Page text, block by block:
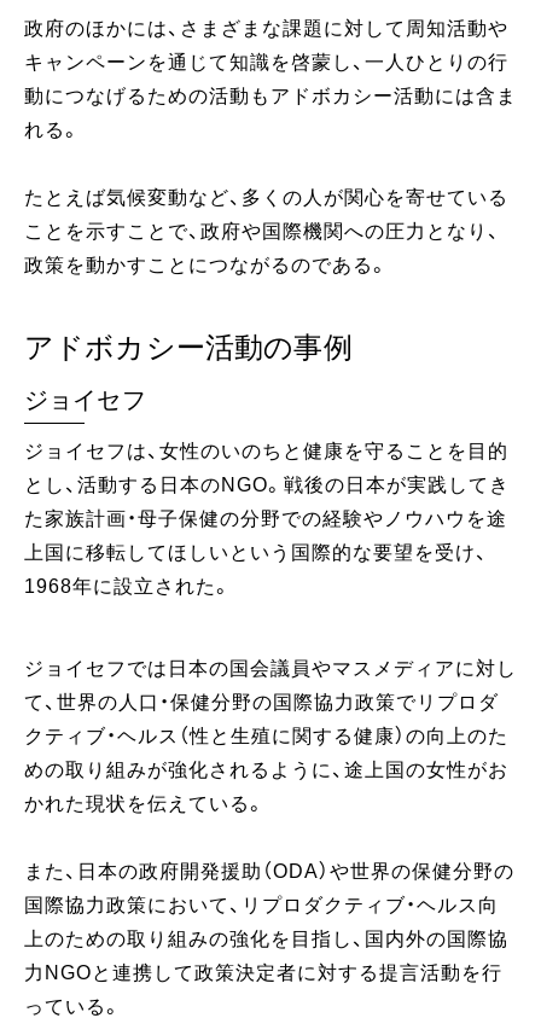
政府のほかには、さまざまな課題に対して周知活動や
キャンペーンを通じて知識を啓蒙し、一人ひとりの行
動につなげるための活動もアドボカシー活動には含ま
れる。
たとえば気候変動など、多くの人が関心を寄せている
ことを示すことで、政府や国際機関への圧力となり、
政策を動かすことにつながるのである。
アドボカシー活動の事例
ジョイセフ
ジョイセフは、女性のいのちと健康を守ることを目的
とし、活動する日本のNGO。戦後の日本が実践してき
た家族計画・母子保健の分野での経験やノウハウを途
上国に移転してほしいという国際的な要望を受け、
1968年に設立された。
ジョイセフでは日本の国会議員やマスメディアに対し
て、世界の人口・保健分野の国際協力政策でリプロダ
クティブ・ヘルス（性と生殖に関する健康）の向上のた
めの取り組みが強化されるように、途上国の女性がお
かれた現状を伝えている。
また、日本の政府開発援助（ODA）や世界の保健分野の
国際協力政策において、リプロダクティブ・ヘルス向
上のための取り組みの強化を目指し、国内外の国際協
力NGOと連携して政策決定者に対する提言活動を行
っている。